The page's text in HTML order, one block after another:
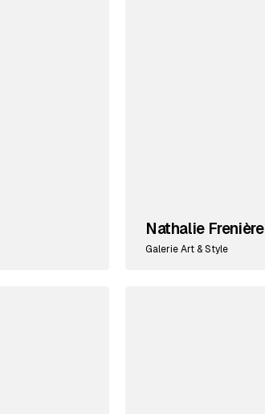
Nathalie Frenière
Galerie Art & Style